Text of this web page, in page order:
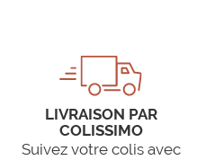
LIVRAISON PAR
COLISSIMO
Suivez votre colis avec